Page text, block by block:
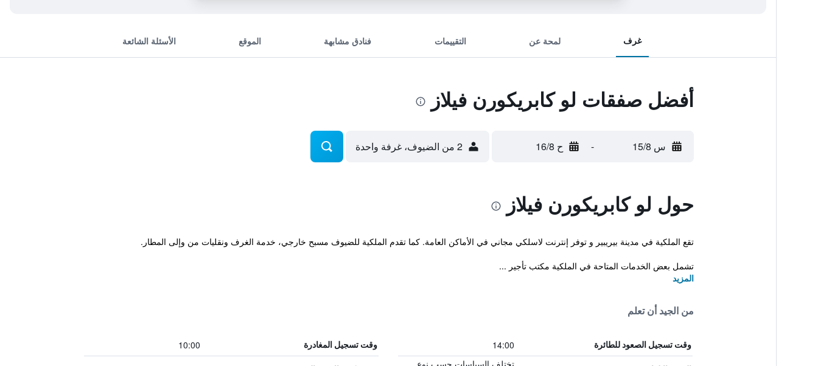
غرف لمحة عن التقييمات فنادق مشابهة الموقع الأسئلة الشائعة
أفضل صفقات لو كابريكورن فيلاز
س 15/8 - ح 16/8 2 من الضيوف، غرفة واحدة
حول لو كابريكورن فيلاز
تقع الملكية في مدينة بيريبير و توفر إنترنت لاسلكي مجاني في الأماكن العامة. كما تقدم الملكية للضيوف مسبح خارجي، خدمة الغرف ونقليات من وإلى المطار.
تشمل بعض الخدمات المتاحة في الملكية مكتب تأجير ...
المزيد
من الجيد أن تعلم
وقت تسجيل الصعود للطائرة 14:00 وقت تسجيل المغادرة 10:00
تختلف السياسات حسب نوع